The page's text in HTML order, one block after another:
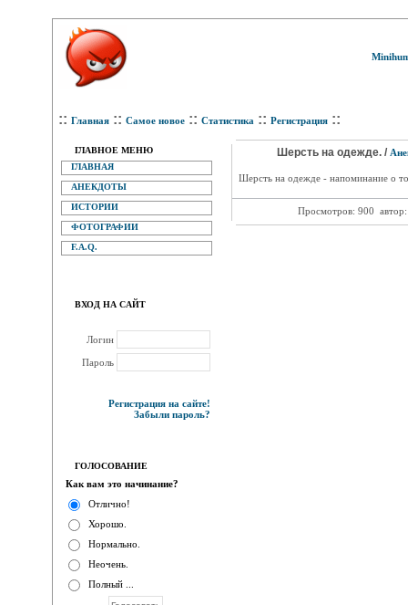
:: Главная :: Самое новое :: Статистика :: Регистрация ::
ГЛАВНОЕ МЕНЮ
ГЛАВНАЯ
АНЕКДОТЫ
ИСТОРИИ
ФОТОГРАФИИ
F.A.Q.
ВХОД НА САЙТ
Логин
Пароль
Регистрация на сайте!
Забыли пароль?
ГОЛОСОВАНИЕ
Как вам это начинание?
Отлично!
Хорошо.
Нормально.
Неочень.
Полный ...
Шерсть на одежде. /
Шерсть на одежде - напоминание о
Просмотров: 900